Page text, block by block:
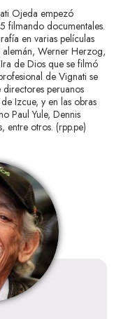
Ojeda empezó
filmando documentales.
en varias películas
Werner Herzog,
de Dios que se filmó
de Vignati se
peruanos
Izcue, y en las obras
Paul Yule, Dennis
entre otros. (rpp.pe)